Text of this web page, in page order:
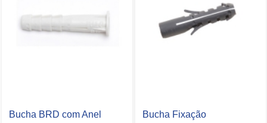
Bucha BRD com Anel Bucha Fixação